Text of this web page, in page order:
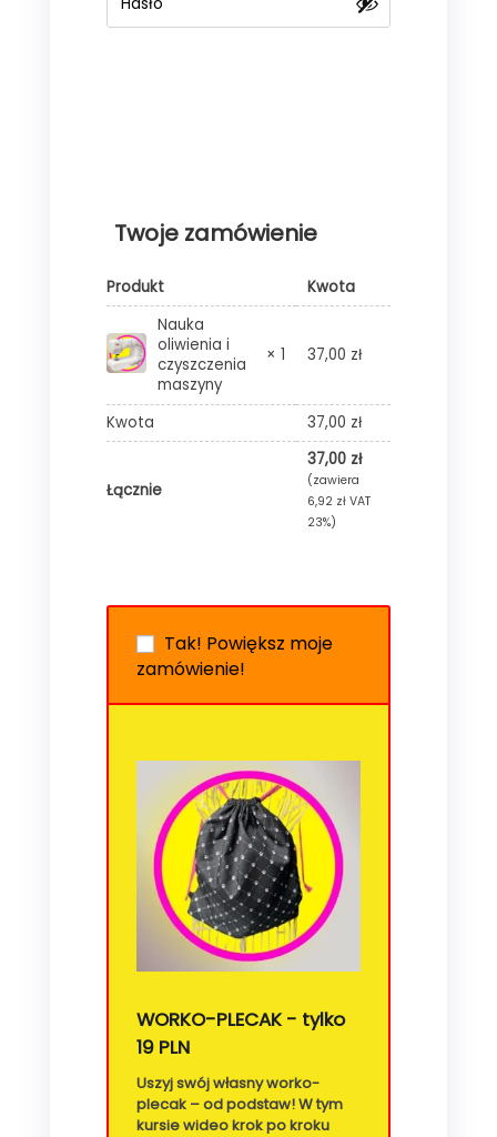
Twoje zamówienie
Produkt
Kwota
Nauka
oliwienia i
czyszczenia
maszyny
× 1 37,00 zł
Kwota 37,00 zł
Łącznie
37,00 zł
(zawiera
6,92 złVAT
23%)
Tak! Powiększ moje
zamówienie!
WORKO-PLECAK - tylko
19 PLN
Uszyj swój własny worko-
plecak – od podstaw! W tym
kursie wideo krok po kroku